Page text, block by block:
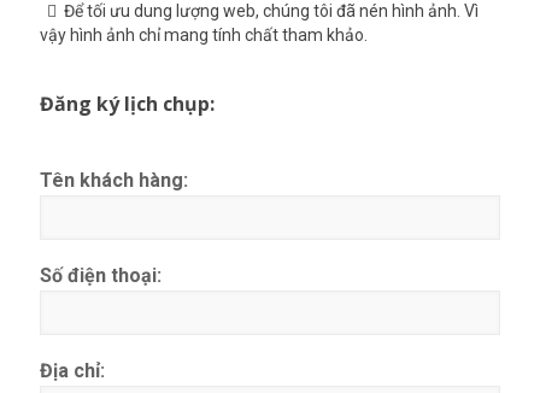
Để tối ưu dung lượng web, chúng tôi đã nén hình ảnh. Vì
vậy hình ảnh chỉ mang tính chất tham khảo.
Đăng ký lịch chụp:
Tên khách hàng:
Số điện thoại:
Địa chỉ: